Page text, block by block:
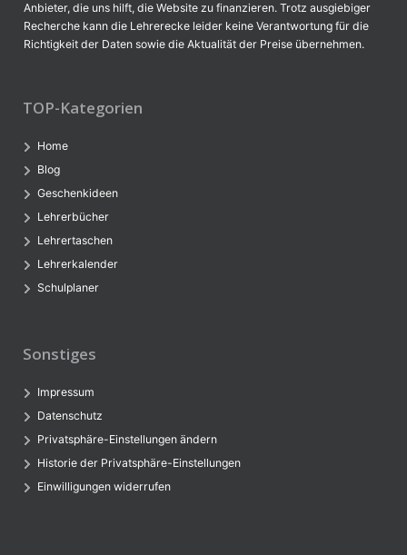
Anbieter, die uns hilft, die Website zu finanzieren. Trotz ausgiebiger
Recherche kann die Lehrerecke leider keine Verantwortung für die
Richtigkeit der Daten sowie die Aktualität der Preise übernehmen.
TOP-Kategorien
Home
Blog
Geschenkideen
Lehrerbücher
Lehrertaschen
Lehrerkalender
Schulplaner
Sonstiges
Impressum
Datenschutz
Privatsphäre-Einstellungen ändern
Historie der Privatsphäre-Einstellungen
Einwilligungen widerrufen